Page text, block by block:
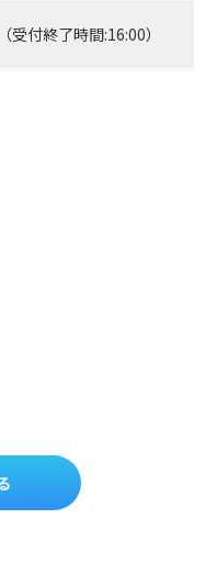
受付終了時間:16:00）